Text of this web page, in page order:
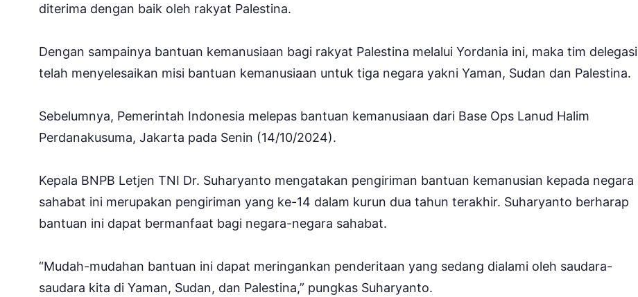
diterima dengan baik oleh rakyat Palestina.
Dengan sampainya bantuan kemanusiaan bagi rakyat Palestina melalui Yordania ini, maka tim delegasi
telah menyelesaikan misi bantuan kemanusiaan untuk tiga negara yakni Yaman, Sudan dan Palestina.
Sebelumnya, Pemerintah Indonesia melepas bantuan kemanusiaan dari Base Ops Lanud Halim
Perdanakusuma, Jakarta pada Senin (14/10/2024).
Kepala BNPB Letjen TNI Dr. Suharyanto mengatakan pengiriman bantuan kemanusian kepada negara
sahabat ini merupakan pengiriman yang ke-14 dalam kurun dua tahun terakhir. Suharyanto berharap
bantuan ini dapat bermanfaat bagi negara-negara sahabat.
“Mudah-mudahan bantuan ini dapat meringankan penderitaan yang sedang dialami oleh saudara-
saudara kita di Yaman, Sudan, dan Palestina,” pungkas Suharyanto.